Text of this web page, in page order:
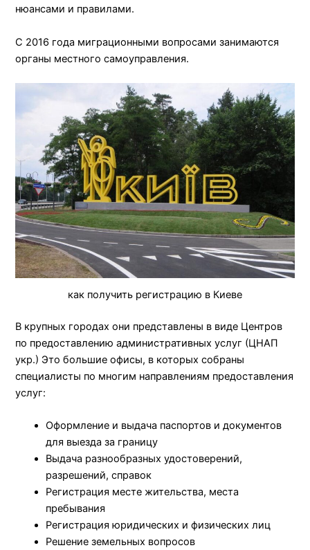
нюансами и правилами.
С 2016 года миграционными вопросами занимаются
органы местного самоуправления.
как получить регистрацию в Киеве
В крупных городах они представлены в виде Центров
по предоставлению административных услуг (ЦНАП
укр.) Это большие офисы, в которых собраны
специалисты по многим направлениям предоставления
услуг:
Оформление и выдача паспортов и документов
для выезда за границу
Выдача разнообразных удостоверений,
разрешений, справок
Регистрация месте жительства, места
пребывания
Регистрация юридических и физических лиц
Решение земельных вопросов